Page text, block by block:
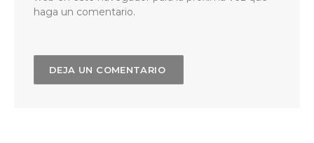
haga un comentario.